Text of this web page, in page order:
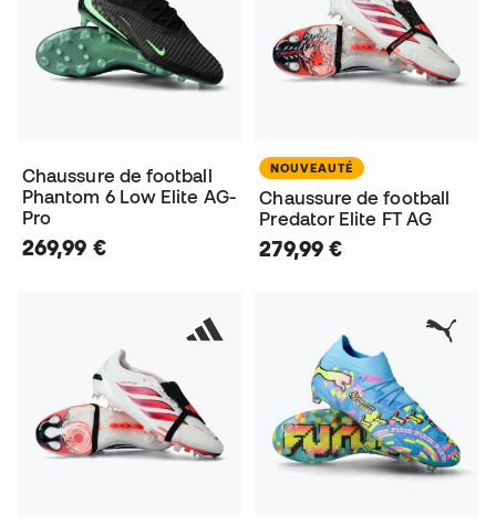
Chaussure de football
Phantom 6 Low Elite AG-
Pro
269,99 €
NOUVEAUTÉ
Chaussure de football
Predator Elite FT AG
279,99 €